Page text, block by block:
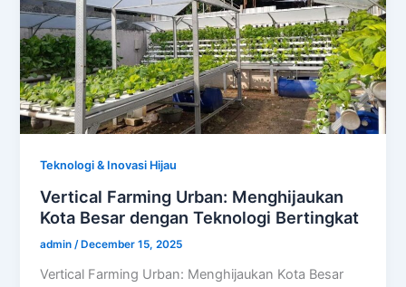
Teknologi & Inovasi Hijau
Vertical Farming Urban: Menghijaukan
Kota Besar dengan Teknologi Bertingkat
admin/ December 15, 2025
Vertical Farming Urban: Menghijaukan Kota Besar